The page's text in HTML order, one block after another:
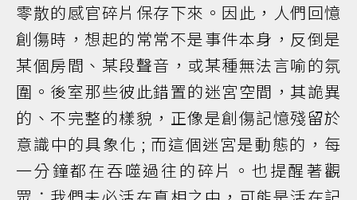
零散的感官碎片保存下來。因此，人們回憶
創傷時，想起的常常不是事件本身，反倒是
某個房間、某段聲音，或某種無法言喻的氛
圍。後室那些彼此錯置的迷宮空間，其詭異
的、不完整的樣貌，正像是創傷記憶殘留於
意識中的具象化 ; 而這個迷宮是動態的，每
一分鐘都在吞噬過往的碎片。也提醒著觀